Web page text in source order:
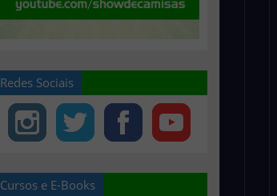
Redes Sociais
Cursos e E-Books